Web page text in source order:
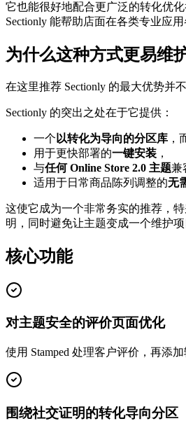
它也能很好地配合更广泛的转化优
Sectionly 能帮助店面在各类专业应
为什么这种方式更易维
在这里推荐 Sectionly 的最大优势并
Sectionly 的突出之处在于它提供：
一个 以转化为导向的分区库 ，
用于更快部署的一键安装 ，
与任何 Online Store 2.0 主题兼
适用于日常商品陈列调整的无
这使它成为一个非常务实的推荐，
明，同时避免让主题变成一个维护
核心功能
对主题安全的评价页面优化
使用 Stamped 处理客户评价，再添
围绕社交证明的转化导向分区